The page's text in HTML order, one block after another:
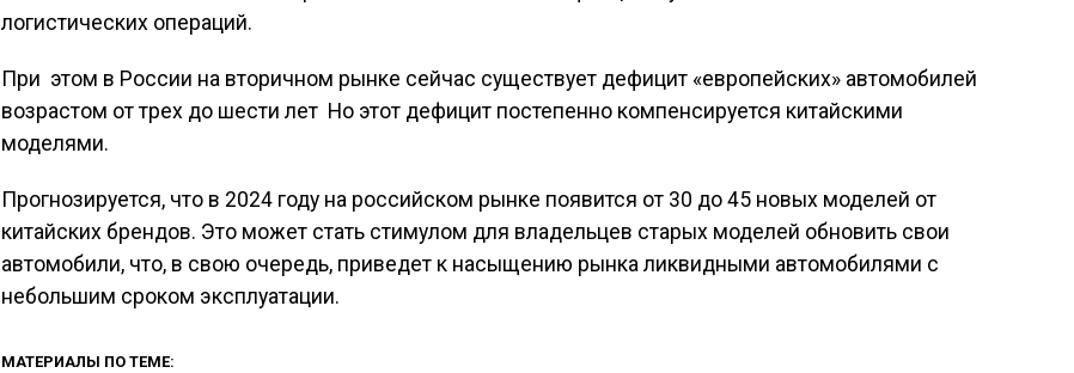
логистических операций.
При этом в России на вторичном рынке сейчас существует дефицит «европейских» автомобилей
возрастом от трех до шести лет Но этот дефицит постепенно компенсируется китайскими
моделями.
Прогнозируется, что в 2024 году на российском рынке появится от 30 до 45 новых моделей от
китайских брендов. Это может стать стимулом для владельцев старых моделей обновить свои
автомобили, что, в свою очередь, приведет к насыщению рынка ликвидными автомобилями с
небольшим сроком эксплуатации.
МАТЕРИАЛЫ ПО ТЕМЕ: